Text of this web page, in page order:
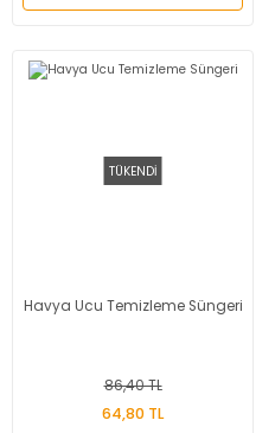
TÜKENDİ
Havya Ucu Temizleme Süngeri
86,40 TL
64,80 TL